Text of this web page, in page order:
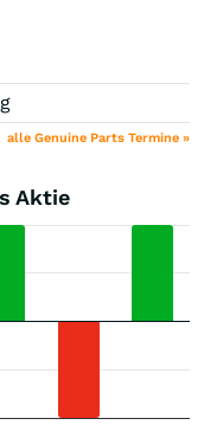
alle Genuine Parts Termine »
Aktie